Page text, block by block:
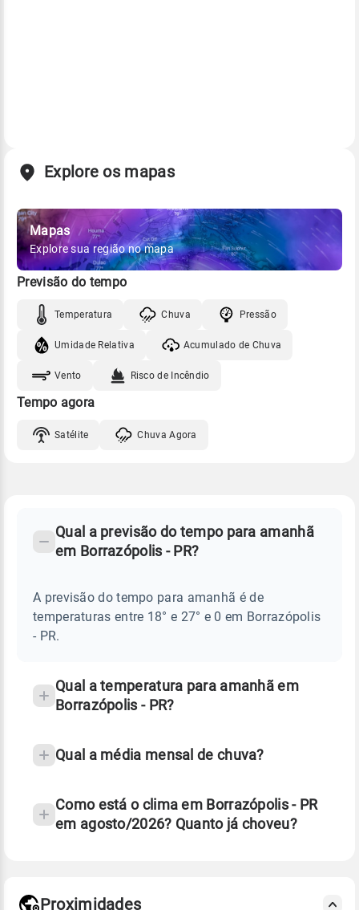
Explore os mapas
Mapas
Explore sua região no mapa
Previsão do tempo
Temperatura Chuva Pressão
Umidade Relativa Acumulado de Chuva
Vento Risco de Incêndio
Tempo agora
Satélite Chuva Agora
BORRAZÓPOLIS
Perguntas
sobre
chuva
Qual a previsão do tempo para amanhã
em Borrazópolis - PR?
A previsão do tempo para amanhã é de
temperaturas entre 18° e 27° e 0 em Borrazópolis
- PR.
Qual a temperatura para amanhã em
Borrazópolis - PR?
Qual a média mensal de chuva?
Como está o clima em Borrazópolis - PR
em agosto/2026? Quanto já choveu?
Proximidades